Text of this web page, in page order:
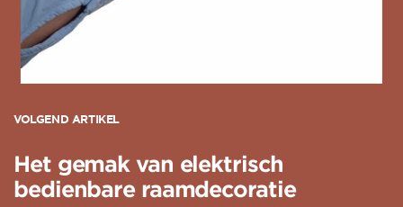
VOLGEND ARTIKEL
Het gemak van elektrisch
bedienbare raamdecoratie